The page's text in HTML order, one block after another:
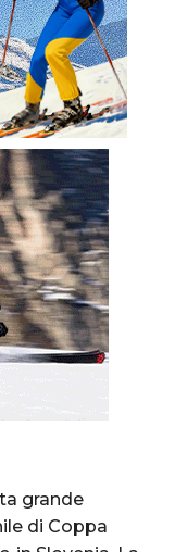
grande
di Coppa